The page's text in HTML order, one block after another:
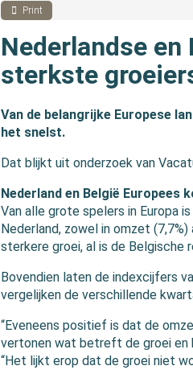
Print
Nederlandse
sterkste
Van de belangrijke Europese
het snelst.
Dat blijkt uit onderzoek van
Nederland en België Europees
Van alle grote spelers in Europa
Nederland, zowel in omzet
sterkere groei, al is de Belgische
Bovendien laten de indexcijfers
vergelijken de verschillende
“Eveneens positief is dat de
vertonen wat betreft de groei en
“Het lijkt erop dat de groei niet